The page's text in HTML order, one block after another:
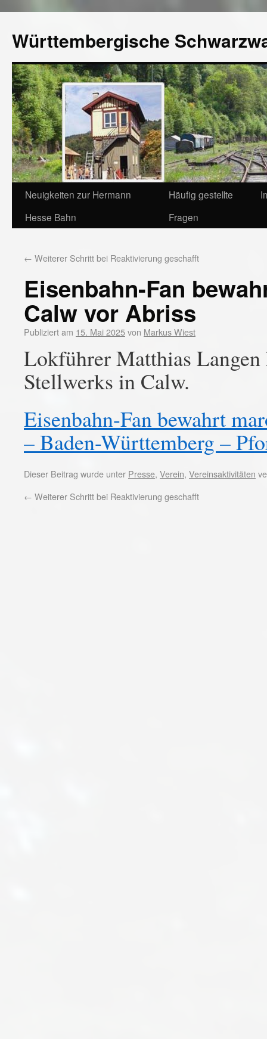
Württembergische
Neuigkeiten zur Hermann
Hesse Bahn
Häufig gestellte
Fragen
← Weiterer Schritt bei Reaktivierung geschafft
Eisenbahn-Fan
Calw vor Abriss
Publiziert am 15. Mai 2025von Markus Wiest
Lokführer Matthias
Stellwerks in Calw.
Eisenbahn-Fan bewahrt
– Baden-Württemberg –
Dieser Beitrag wurde unter Presse, Verein, Vereinsaktivitäten
← Weiterer Schritt bei Reaktivierung geschafft